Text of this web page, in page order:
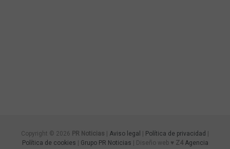
Copyright © 2026 PR Noticias Aviso legal Política de privacidad
Política de cookies
Grupo PR Noticias | Diseño web ♥ Z4 Agencia